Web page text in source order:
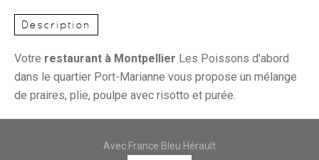
Description
Votre restaurant à Montpellier Les Poissons d'abord
dans le quartier Port-Marianne vous propose un mélange
de praires, plie, poulpe avec risotto et purée.
Avec France Bleu Hérault